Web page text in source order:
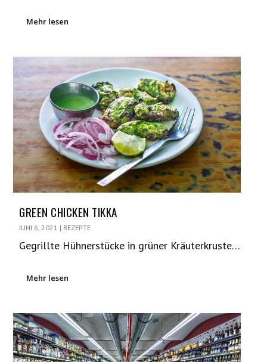
Mehr lesen
GREEN CHICKEN TIKKA
JUNI 6, 2021 | REZEPTE
Gegrillte Hühnerstücke in grüner Kräuterkruste…
Mehr lesen